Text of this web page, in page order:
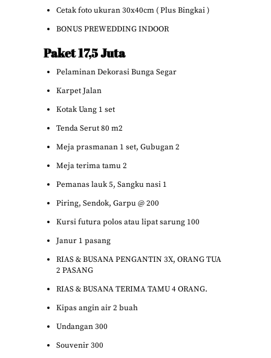
Cetak foto ukuran 30x40cm ( Plus Bingkai )
BONUS PREWEDDING INDOOR
Paket 17,5 Juta
Pelaminan Dekorasi Bunga Segar
Karpet Jalan
Kotak Uang 1 set
Tenda Serut 80 m2
Meja prasmanan 1 set, Gubugan 2
Meja terima tamu 2
Pemanas lauk 5, Sangku nasi 1
Piring, Sendok, Garpu @ 200
Kursi futura polos atau lipat sarung 100
Janur 1 pasang
RIAS & BUSANA PENGANTIN 3X, ORANG TUA
2 PASANG
RIAS & BUSANA TERIMA TAMU 4 ORANG.
Kipas angin air 2 buah
Undangan 300
Souvenir 300